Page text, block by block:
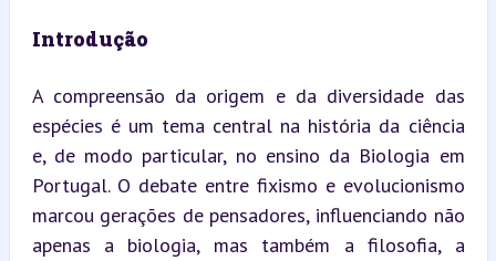
Introdução
A compreensão da origem e da diversidade das
espécies é um tema central na história da ciência
e, de modo particular, no ensino da Biologia em
Portugal. O debate entre fixismo e evolucionismo
marcou gerações de pensadores, influenciando não
apenas a biologia, mas também a filosofia, a